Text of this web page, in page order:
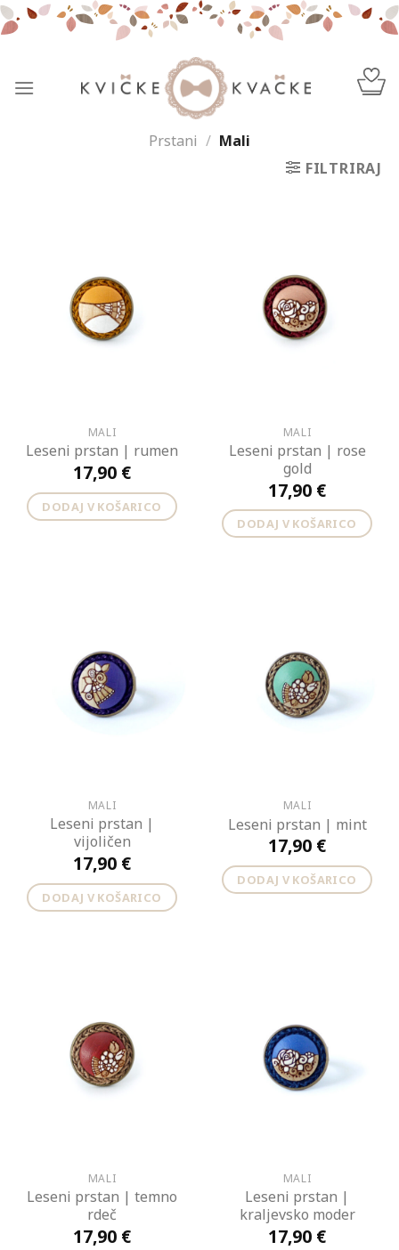
Skip
to
Prstani / Mali
FILTRIRAJ
MALI
Leseni prstan | rumen
17,90 €
DODAJ V KOŠARICO
MALI
Leseni prstan | rose
gold
17,90 €
DODAJ V KOŠARICO
MALI
Leseni prstan |
vijoličen
17,90 €
DODAJ V KOŠARICO
MALI
Leseni prstan | mint
17,90 €
DODAJ V KOŠARICO
MALI
Leseni prstan | temno
rdeč
17,90 €
MALI
Leseni prstan |
kraljevsko moder
17,90 €